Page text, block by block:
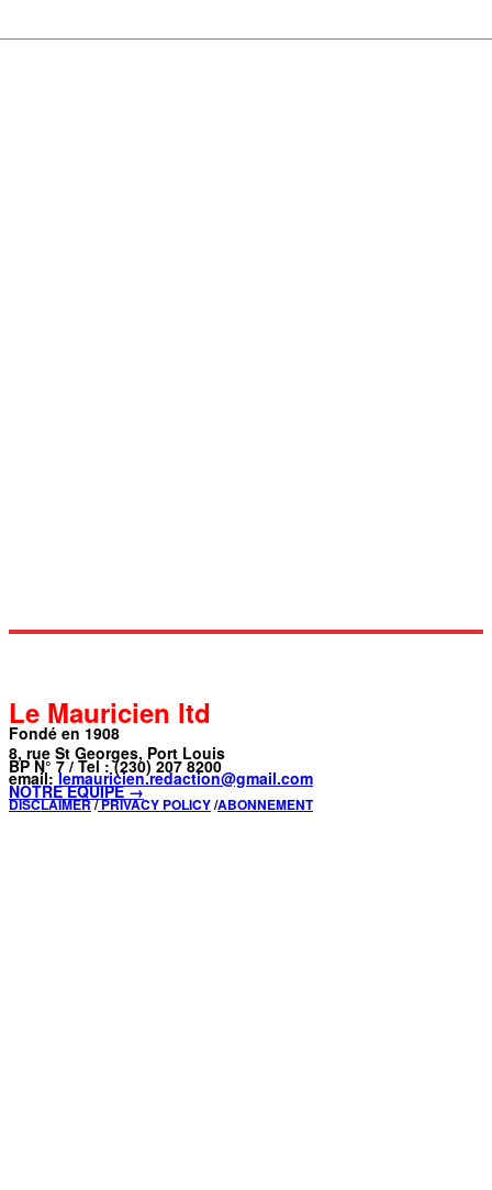
Le Mauricien ltd
Fondé en 1908
8, rue St Georges, Port Louis
BP N° 7 / Tel : (230) 207 8200
email: lemauricien.redaction@gmail.com
NOTRE ÉQUIPE →
DISCLAIMER/PRIVACY POLICY/ABONNEMENT